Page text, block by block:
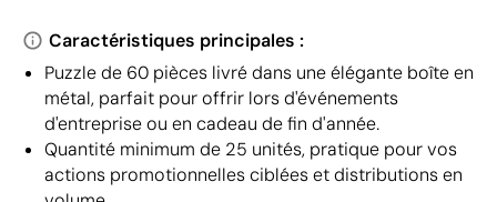
Caractéristiques principales :
Puzzle de 60 pièces livré dans une élégante boîte en
métal, parfait pour offrir lors d'événements
d'entreprise ou en cadeau de fin d'année.
Quantité minimum de 25 unités, pratique pour vos
actions promotionnelles ciblées et distributions en